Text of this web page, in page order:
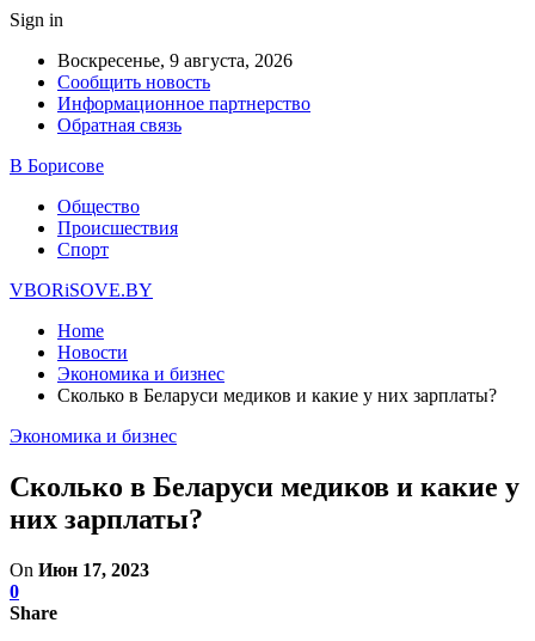
Sign in
Воскресенье, 9 августа, 2026
Сообщить новость
Информационное партнерство
Обратная связь
В Борисове
Общество
Происшествия
Спорт
VBORiSOVE.BY
Home
Новости
Экономика и бизнес
Сколько в Беларуси медиков и какие у них зарплаты?
Экономика и бизнес
Сколько в Беларуси медиков и какие у
них зарплаты?
On Июн 17, 2023
0
Share